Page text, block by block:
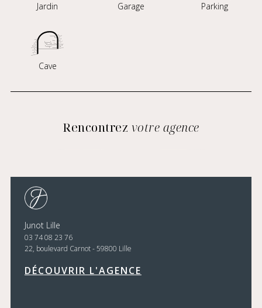
Jardin Garage Parking
Cave
Rencontrez votre agence
Junot Lille
03 74 08 23 76
22, boulevard Carnot - 59800 Lille
DÉCOUVRIR L'AGENCE